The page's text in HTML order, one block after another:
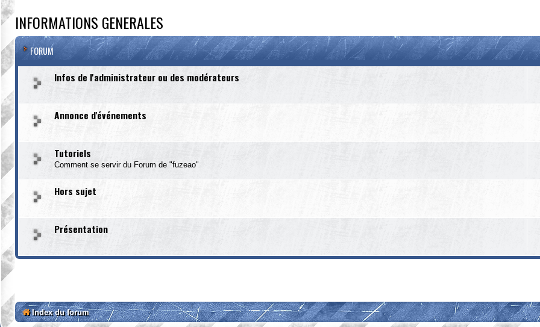
INFORMATIONS GENERALES
FORUM
Infos de l'administrateur ou des modérateurs
Annonce d'événements
Tutoriels
Comment se servir du Forum de "fuzeao"
Hors sujet
Présentation
Index du forum